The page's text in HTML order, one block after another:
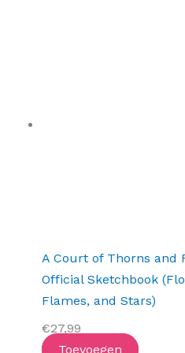
A Court of Thorns and
Official Sketchbook
Flames, and Stars)
€27,99
Toevoegen